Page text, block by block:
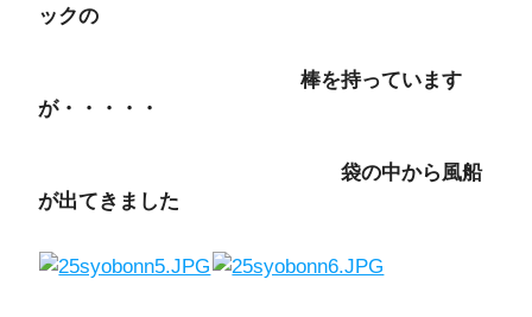
ックの
棒を持っています
が・・・・・
袋の中から風船
が出てきました